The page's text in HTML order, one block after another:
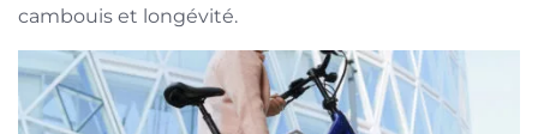
cambouis et longévité.